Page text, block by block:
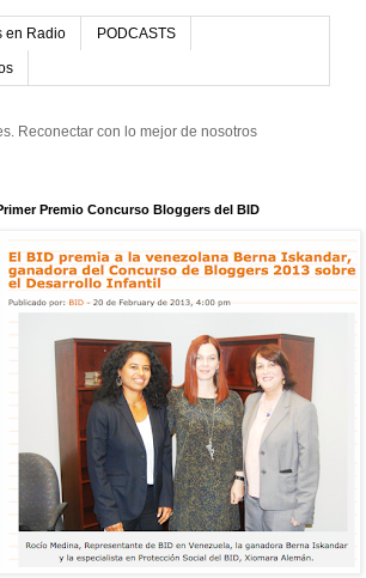
en Radio PODCASTS
Reconectar con lo mejor de nosotros
Premio Concurso Bloggers del BID